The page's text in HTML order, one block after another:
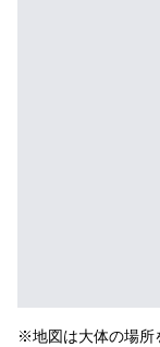
※地図は大体の場所